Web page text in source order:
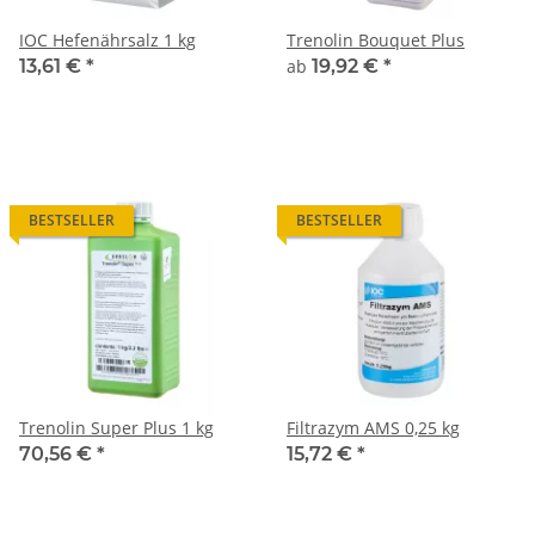
IOC Hefenährsalz 1 kg
13,61 € *
Trenolin Bouquet Plus
ab 19,92 € *
BESTSELLER
Trenolin Super Plus 1 kg
70,56 € *
BESTSELLER
Filtrazym AMS 0,25 kg
15,72 € *